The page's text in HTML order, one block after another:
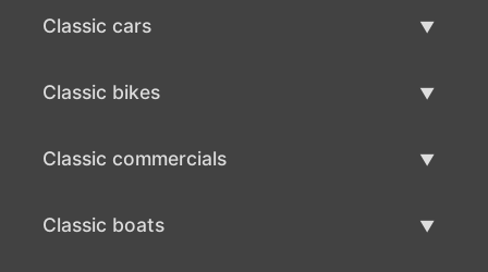
Classic cars
Classic bikes
Classic commercials
Classic boats